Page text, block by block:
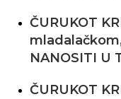
ČURUKOT
NANOSITI U
ČURUKOT